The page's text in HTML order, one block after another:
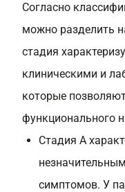
Согласно
можно разделить
стадия
клиническими и
которые
функционального
Стадия A
симптомов. У